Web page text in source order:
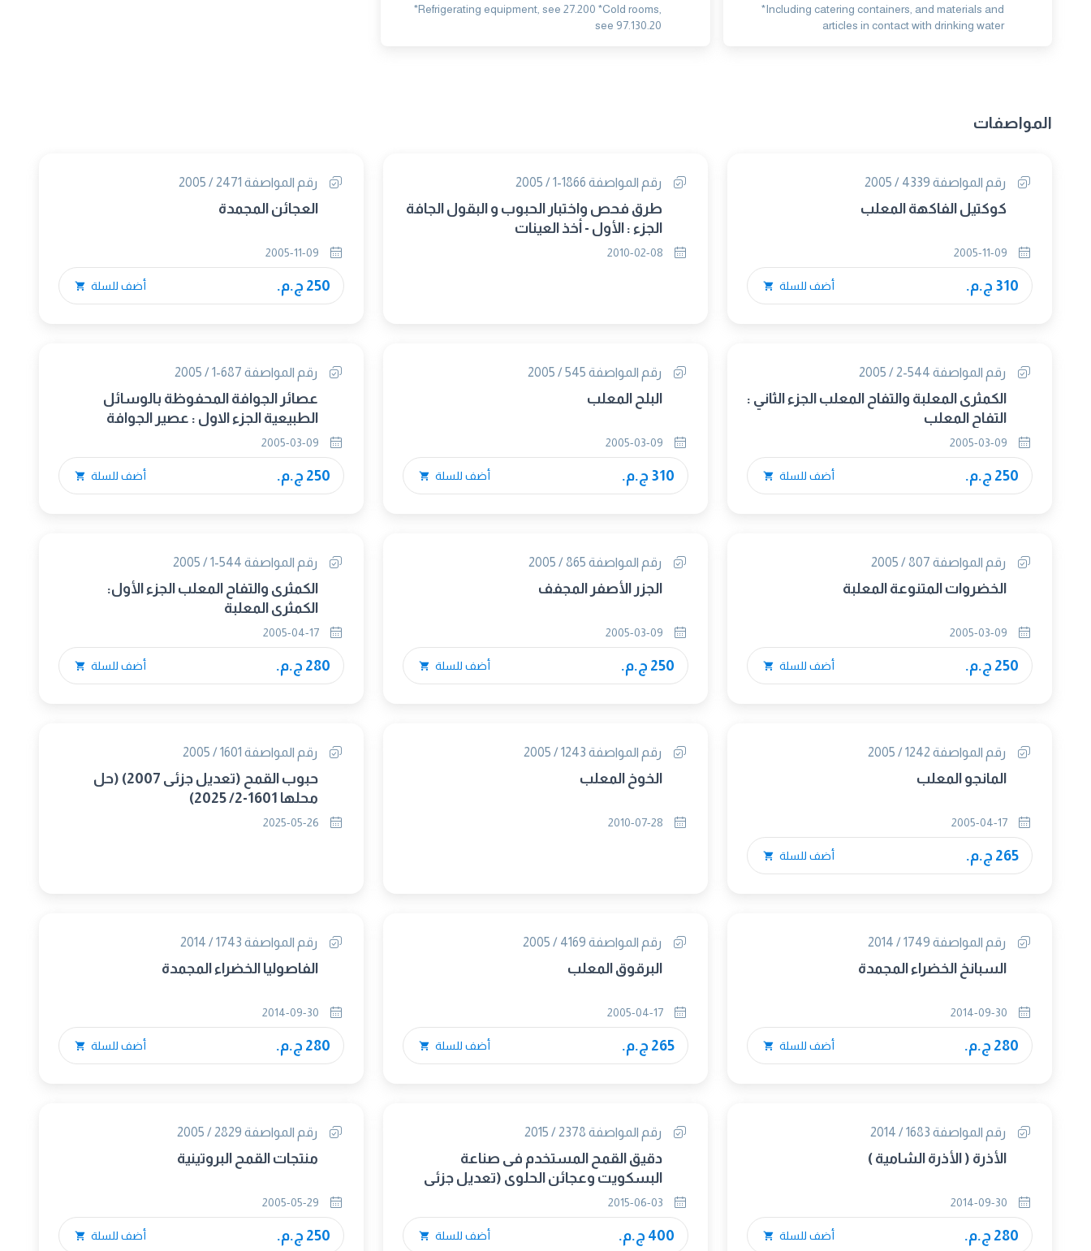
*Including catering containers, and materials and
articles in contact with drinking water
*Refrigerating equipment, see 27.200 *Cold rooms,
see 97.130.20
المواصفات
رقم المواصفة 4339 / 2005
كوكتيل الفاكهة المعلب
310 ج.م. أضف للسلة
رقم المواصفة 1866-1 / 2005
طرق فحص واختبار الحبوب و البقول الجافة
الجزء : الأول - أخذ العينات
رقم المواصفة 2471 / 2005
العجائن المجمدة
250 ج.م. أضف للسلة
رقم المواصفة 544-2 / 2005
الكمثرى المعلبة والتفاح المعلب الجزء الثاني :
التفاح المعلب
250 ج.م. أضف للسلة
رقم المواصفة 545 / 2005
البلح المعلب
310 ج.م. أضف للسلة
رقم المواصفة 687-1 / 2005
عصائر الجوافة المحفوظة بالوسائل
الطبيعية الجزء الاول : عصير الجوافة
الطبيعي
250 ج.م. أضف للسلة
رقم المواصفة 807 / 2005
الخضروات المتنوعة المعلبة
250 ج.م. أضف للسلة
رقم المواصفة 865 / 2005
الجزر الأصفر المجفف
250 ج.م. أضف للسلة
رقم المواصفة 544-1 / 2005
الكمثرى والتفاح المعلب الجزء الأول:
الكمثرى المعلبة
280 ج.م. أضف للسلة
رقم المواصفة 1242 / 2005
المانجو المعلب
265 ج.م. أضف للسلة
رقم المواصفة 1243 / 2005
الخوخ المعلب
رقم المواصفة 1601 / 2005
حبوب القمح (تعديل جزئى 2007) (حل
محلها 1601-2/ 2025)
رقم المواصفة 1749 / 2014
السبانخ الخضراء المجمدة
280 ج.م. أضف للسلة
رقم المواصفة 4169 / 2005
البرقوق المعلب
265 ج.م. أضف للسلة
رقم المواصفة 1743 / 2014
الفاصوليا الخضراء المجمدة
280 ج.م. أضف للسلة
رقم المواصفة 1683 / 2014
الأذرة ( الأذرة الشامية )
280 ج.م. أضف للسلة
رقم المواصفة 2378 / 2015
دقيق القمح المستخدم فى صناعة
البسكويت وعجائن الحلوى (تعديل جزئى
2016)
400 ج.م. أضف للسلة
رقم المواصفة 2829 / 2005
منتجات القمح البروتينية
250 ج.م. أضف للسلة